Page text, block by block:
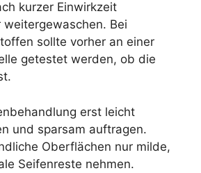
kurzer Einwirkzeit
Bei
sollte vorher an einer
getestet werden, ob die
erst leicht
und sparsam auftragen.
Oberflächen nur milde,
Seifenreste nehmen.